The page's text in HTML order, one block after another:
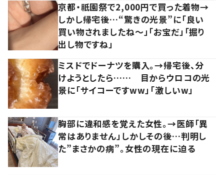
京都・祇園祭で2,000円で買った着物→
しかし帰宅後…“驚きの光景”に「良い
買い物されましたね～」「お宝だ」「掘り
出し物ですね」
ミスドでドーナツを購入。→帰宅後、分
けようとしたら…… 目からウロコの光
景に「サイコーですww」「激しいw」
胸部に違和感を覚えた女性。→医師「異
常はありません」しかしその後…判明し
た”まさかの病”。女性の現在に迫る